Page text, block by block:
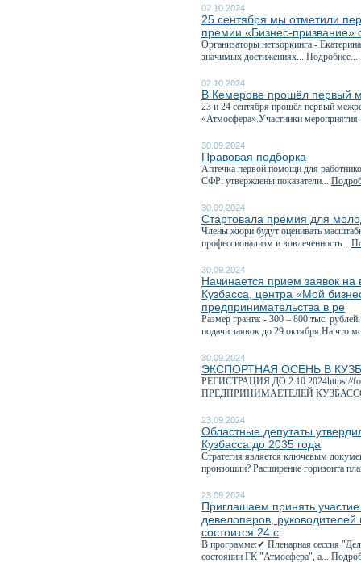
02.10.2024
25 сентября мы отметили
премии «Бизнес-призвание»
Организаторы нетворкинга -
значимых достижениях... Подробнее...
02.10.2024
В Кемерове прошёл первый
23 и 24 сентября прошёл первый
«Атмосфера».Участники
30.09.2024
Правовая подборка
Аптечка первой помощи для
СФР: утверждены показатели...
30.09.2024
Стартовала премия для
Члены жюри будут оценивать
профессионализм и вовлеченность...
30.09.2024
Начинается прием заявок на
Кузбасса, центра «Мой
предпринимательства в ре
Размер гранта: - 300 – 800 тыс.
подачи заявок до 29 октября.На что
30.09.2024
ЭКСПОРТНАЯ ОСЕНЬ В
РЕГИСТРАЦИЯ ДО 2.10.2024https://
ПРЕДПРИНИМАЕТЕЛЕЙ
23.09.2024
Областные депутаты
Кузбасса до 2035 года
Стратегия является ключевым
произошли? Расширение горизонта
23.09.2024
Приглашаем принять
девелоперов,
состоится 24 с
В программе:✔ Пленарная сессия
состоянии ГК "Атмосфера", а...